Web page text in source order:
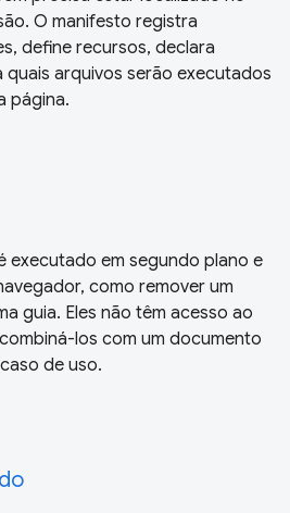
O manifesto registra
define recursos, declara
quais arquivos serão executados
página.
executado em segundo plano e
como remover um
guia. Eles não têm acesso ao
los com um documento
de uso.